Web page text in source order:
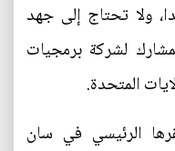
ولا تحتاج إلى جهد
لشركة برمجيات
المتحدة.
الرئيسي في سان